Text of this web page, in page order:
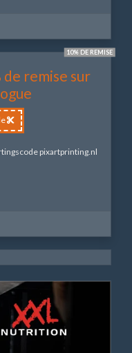
10% DE REMISE
remise sur
pixartprinting.nl